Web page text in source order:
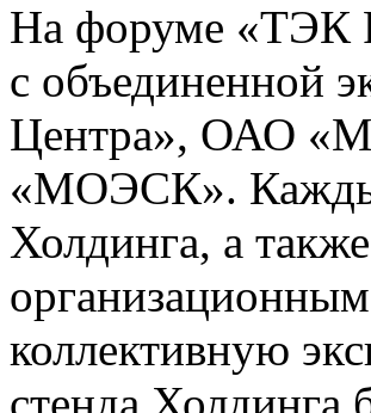
На форуме «ТЭК
с объединенной
Центра», ОАО
«МОЭСК». Каждый
Холдинга, а
коллективную